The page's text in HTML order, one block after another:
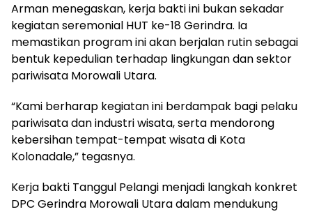
Arman menegaskan, kerja bakti ini bukan sekadar
kegiatan seremonial HUT ke-18 Gerindra. Ia
memastikan program ini akan berjalan rutin sebagai
bentuk kepedulian terhadap lingkungan dan sektor
pariwisata Morowali Utara.
“Kami berharap kegiatan ini berdampak bagi pelaku
pariwisata dan industri wisata, serta mendorong
kebersihan tempat-tempat wisata di Kota
Kolonadale,” tegasnya.
Kerja bakti Tanggul Pelangi menjadi langkah konkret
DPC Gerindra Morowali Utara dalam mendukung